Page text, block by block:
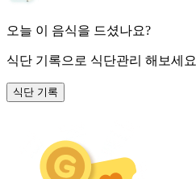
오늘 이 음식을 드셨나요?
식단 기록으로 식단관리 해보세요
식단 기록